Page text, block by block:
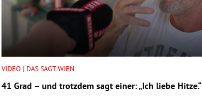
VIDEO | DAS SAGT WIEN
41 Grad – und trotzdem sagt einer: „Ich liebe Hitze.“